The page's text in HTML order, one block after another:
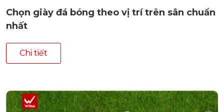
Chọn giày đá bóng theo vị trí trên sân chuẩn
nhất
Chi tiết